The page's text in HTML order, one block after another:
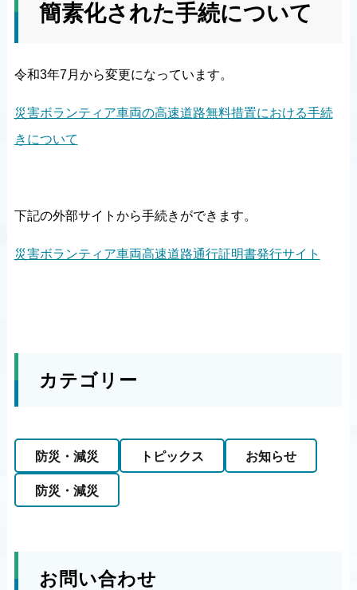
簡素化された手続について
令和3年7月から変更になっています。
災害ボランティア車両の高速道路無料措置における手続
きについて
下記の外部サイトから手続きができます。
災害ボランティア車両高速道路通行証明書発行サイト
カテゴリー
防災・減災 トピックス お知らせ
防災・減災
お問い合わせ